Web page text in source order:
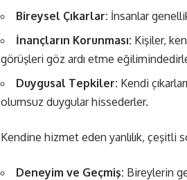
Bireysel Çıkarlar: İnsanlar
İnançların Korunması: Kişiler,
görüşleri göz ardı etme
Duygusal Tepkiler: Kendi
olumsuz duygular hissederler.
Kendine hizmet eden yanlılık, çeşitli
Deneyim ve Geçmiş: Bireylerin